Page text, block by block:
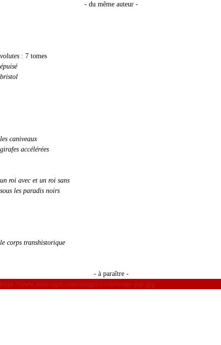
- du même auteur -
volutes : 7 tomes
épuisé
bristol
les caniveaux
girafes accélérées
un roi avec et un roi sans
sous les paradis noirs
le corps transhistorique
- à paraître -
https://www.semi-ogre.com/images/r/rou/rouge-pap.jpg